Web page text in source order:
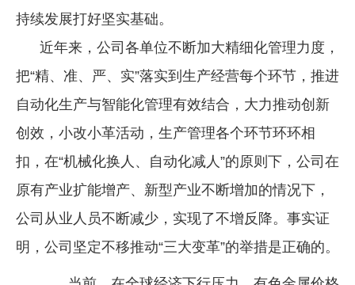
持续发展打好坚实基础。
近年来，公司各单位不断加大精细化管理力度，
把“精、准、严、实”落实到生产经营每个环节，推进
自动化生产与智能化管理有效结合，大力推动创新
创效，小改小革活动，生产管理各个环节环环相
扣，在“机械化换人、自动化减人”的原则下，公司在
原有产业扩能增产、新型产业不断增加的情况下，
公司从业人员不断减少，实现了不增反降。事实证
明，公司坚定不移推动“三大变革”的举措是正确的。